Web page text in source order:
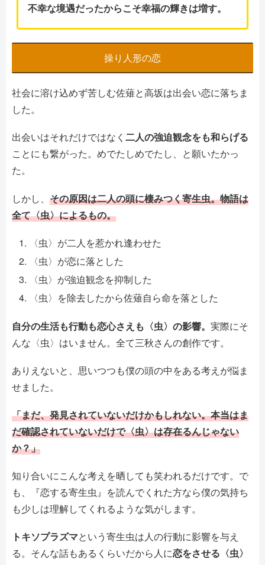
不幸な境遇だったからこそ幸福の輝きは増す。
操り人形の恋
社会に溶け込めず苦しむ佐薙と高坂は出会い恋に落ちま
した。
出会いはそれだけではなく 二人の強迫観念をも和らげる
ことにも繋がった。めでたしめでたし、と願いたかっ
た。
しかし、 その原因は二人の頭に棲みつく寄生虫。物語は
全て〈虫〉によるもの。
〈虫〉が二人を惹かれ逢わせた
〈虫〉が恋に落とした
〈虫〉が強迫観念を抑制した
〈虫〉を除去したから佐薙自ら命を落とした
自分の生活も行動も恋心さえも〈虫〉の影響。 実際にそ
んな〈虫〉はいません。全て三秋さんの創作です。
ありえないと、思いつつも僕の頭の中をある考えが悩ま
せました。
「まだ、発見されていないだけかもしれない。本当はま
だ確認されていないだけで〈虫〉は存在るんじゃない
か？」
知り合いにこんな考えを晒しても笑われるだけです。で
も、『恋する寄生虫』を読んでくれた方なら僕の気持ち
も少しは理解してくれるような気がします。
トキソプラズマという寄生虫は人の行動に影響を与え
る。そんな話もあるくらいだから人に恋をさせる〈虫〉